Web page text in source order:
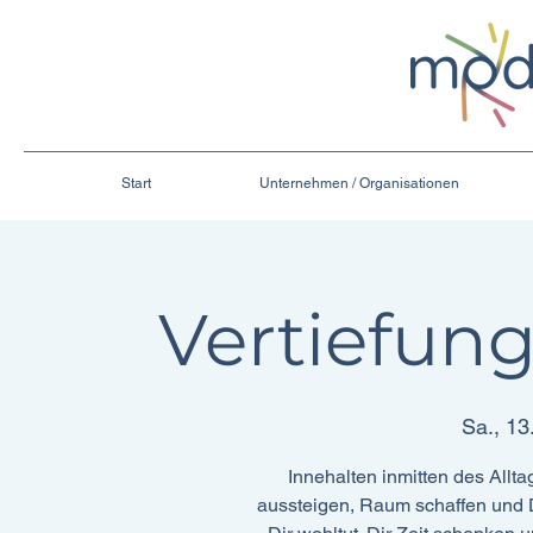
Start Unternehmen / Organisationen
Sa.,
Innehalten inmitten des
aussteigen, Raum schaffen